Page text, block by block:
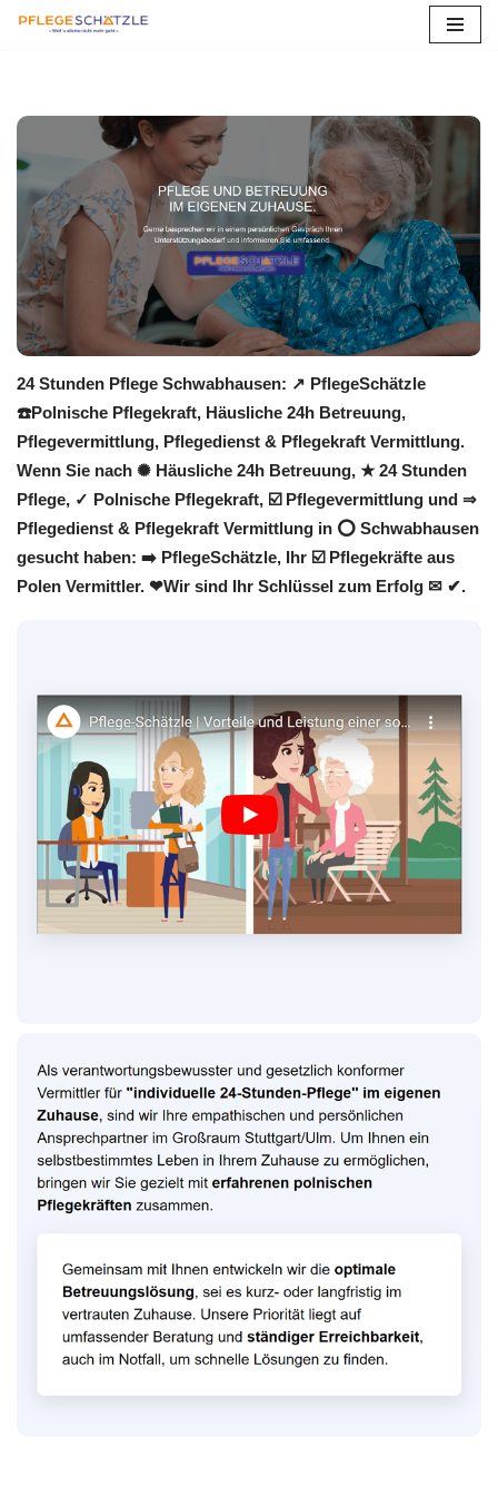
springen
24 Stunden Pflege Schwabhausen: ↗️ PflegeSchätzle
☎️Polnische Pflegekraft, Häusliche 24h Betreuung,
Pflegevermittlung, Pflegedienst & Pflegekraft Vermittlung.
Wenn Sie nach ✺ Häusliche 24h Betreuung, ★ 24 Stunden
Pflege, ✓ Polnische Pflegekraft, ☑️ Pflegevermittlung und ⇒
Pflegedienst & Pflegekraft Vermittlung in ⭕ Schwabhausen
gesucht haben: ➡️ PflegeSchätzle, Ihr ☑️ Pflegekräfte aus
Polen Vermittler. ❤Wir sind Ihr Schlüssel zum Erfolg ✉ ✔.